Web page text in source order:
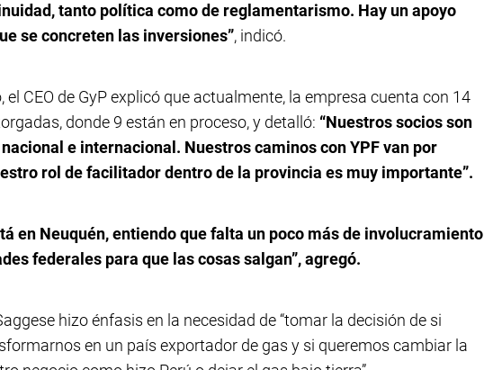
tanto política como de reglamentarismo. Hay un apoyo
se concreten las inversiones”, indicó.
el CEO de GyP explicó que actualmente, la empresa cuenta con 14
donde 9 están en proceso, y detalló: “Nuestros socios son
e internacional. Nuestros caminos con YPF van por
rol de facilitador dentro de la provincia es muy importante”.
en Neuquén, entiendo que falta un poco más de involucramiento
federales para que las cosas salgan”, agregó.
hizo énfasis en la necesidad de “tomar la decisión de si
en un país exportador de gas y si queremos cambiar la